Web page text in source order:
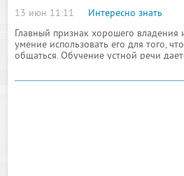
13 июн 11:11
Интересно знать
Главный признак хорошего
умение использовать его для того,
общаться. Обучение устной речи
правильная мотивация